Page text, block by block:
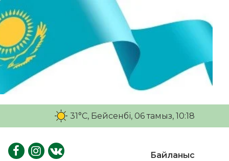
31°C, Бейсенбі, 06 тамыз, 10:18
Байланыс